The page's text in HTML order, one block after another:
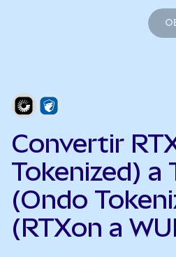
Convertir
Tokenized) a
(Ondo
(RTXon a